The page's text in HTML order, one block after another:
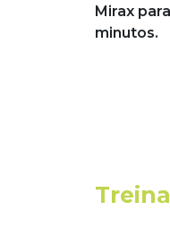
Mirax
minutos.